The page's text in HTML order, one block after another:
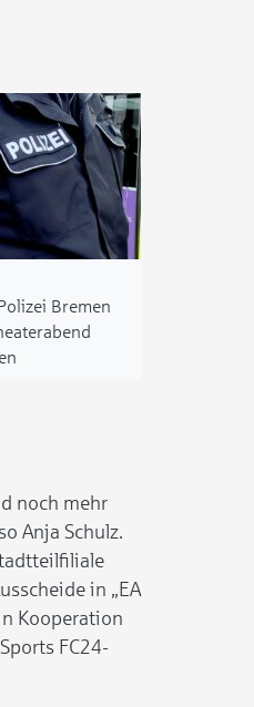
Bremen
noch mehr
Anja Schulz.
in „EA
Kooperation
FC24-